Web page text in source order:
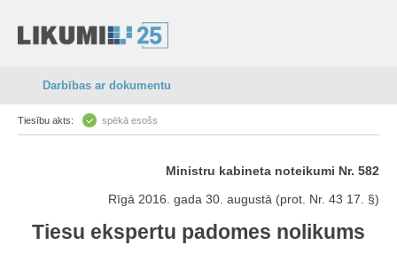
Darbības ar dokumentu
Tiesību akts: spēkā esošs
Ministru kabineta noteikumi Nr. 582
Rīgā 2016. gada 30. augustā (prot. Nr. 43 17. §)
Tiesu ekspertu padomes nolikums